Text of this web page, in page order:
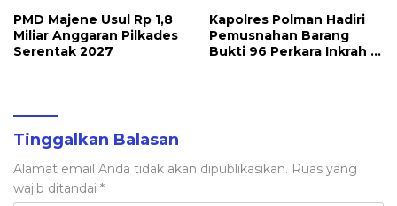
PMD Majene Usul Rp 1,8
Miliar Anggaran Pilkades
Serentak 2027
Kapolres Polman Hadiri
Pemusnahan Barang
Bukti 96 Perkara Inkrah di
Tinggalkan Balasan
Alamat email Anda tidak akan dipublikasikan. Ruas yang
wajib ditandai *